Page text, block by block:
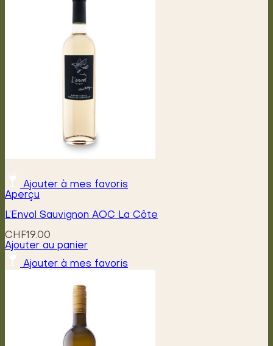
Ajouter à mes favoris
Aperçu
L’Envol Sauvignon AOC La Côte
CHF19.00
Ajouter au panier
Ajouter à mes favoris